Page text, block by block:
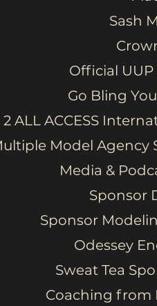
Sash
Official
Go Bling
2 ALL ACCESS
Model Agency
Media &
Sponsor
Sponsor
Odessey
Sweat Tea
Coaching from